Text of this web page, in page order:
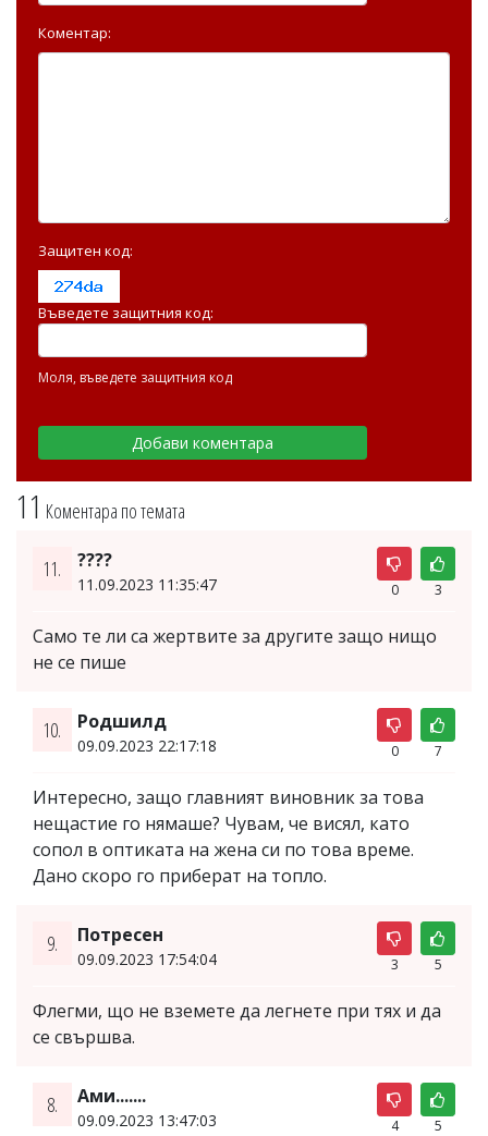
11 Коментара по темата
11. ????
11.09.2023 11:35:47 0 3
Само те ли са жертвите за другите защо нищо
не се пише
10. Родшилд
09.09.2023 22:17:18 0 7
Интересно, защо главният виновник за това
нещастие го нямаше? Чувам, че висял, като
сопол в оптиката на жена си по това време.
Дано скоро го приберат на топло.
9. Потресен
09.09.2023 17:54:04 3 5
Флегми, що не вземете да легнете при тях и да
се свършва.
8. Ами.......
09.09.2023 13:47:03 4 5
Коментар:
Защитен код:
Въведете защитния код:
Моля, въведете защитния код